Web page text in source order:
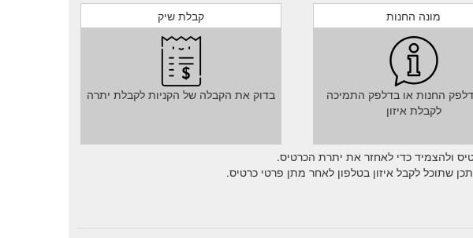
קבלת שיק
בדוק את הקבלה של הקניות לקבלת יתרה
מונה החנות
החנות או בדלפק התמיכה
לקבלת איזון
ולהצמיד כדי לאחזר את יתרת הכרטיס.
שתוכל לקבל איזון בטלפון לאחר מתן פרטי כרטיס.